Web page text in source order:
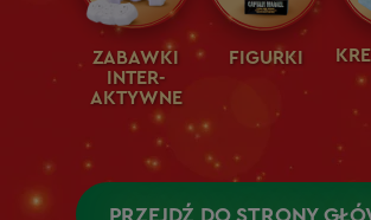
FIGURKI
ZABAWKI
INTER-
A KTYWNE
PRZEJDŹ DO STRONY